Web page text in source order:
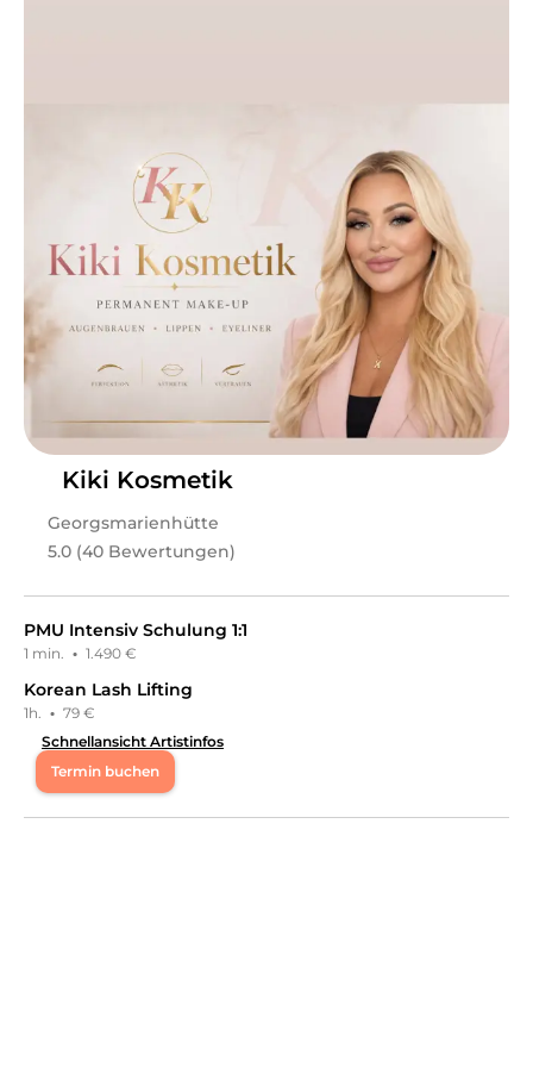
Hõla, Angelique hier! Ich bin seit 8 Jahren lashartistin
und Wimpern geht. Wenn du ein natürliches Ergebnis
für Wimpernverlängerung oder Microblading, oder
auch browlifting benötigst, bist du bei mir genau
richtig. Gerne kannst du dich über WhatsApp
ausführlich beraten lassen welcher Termin zu dir am
besten passen würde und welche Fragen dir noch
offen stehen +4915777902529 . Ich freue mich auf
deinen Besuch.
Leistungen
Angeliquein Herne bietet Leistungen inKosmetik,
Wimpernbehandlungen, Augenbrauenbehandlungen,
Schulungen, Wimpern & Augenbrauen Schulungenan.
Kiki Kosmetik
Georgsmarienhütte
5.0 (40 Bewertungen)
PMU Intensiv Schulung 1:1
1 min. · 1.490 €
Korean Lash Lifting
1h. · 79 €
Schnellansicht Artistinfos
Termin buchen
Mo 11:00 - 18:00